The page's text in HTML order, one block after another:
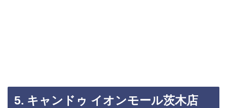
5. キャンドゥ イオンモール茨木店